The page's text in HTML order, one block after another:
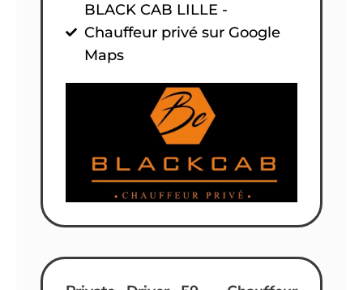
BLACK CAB LILLE -
Chauffeur privé sur Google
Maps